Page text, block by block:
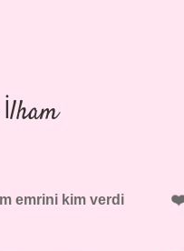
emrini kim verdi